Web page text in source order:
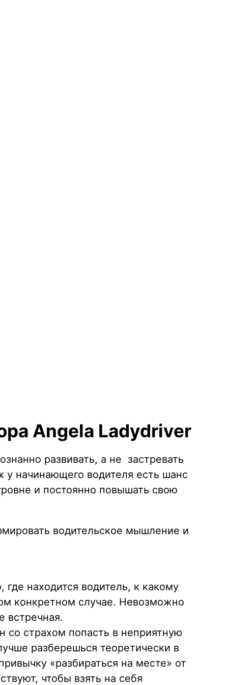
Angela Ladydriver
развивать, а не застревать
начинающего водителя есть шанс
и постоянно повышать свою
водительское мышление и
находится водитель, к какому
конкретном случае. Невозможно
встречная.
страхом попасть в неприятную
разберешься теоретически в
«разбираться на месте» от
чтобы взять на себя